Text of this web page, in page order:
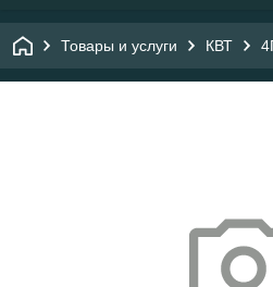
Товары и услуги КВТ